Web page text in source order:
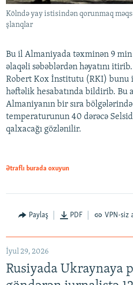
Kölndə yay istisindən qorunmaq
şlanqlar
Bu il Almaniyada təxminən 9
əlaqəli səbəblərdən həyatını
Robert Kox İnstitutu (RKI) bunu
həftəlik hesabatında bildirib. Bu
Almaniyanın bir sıra
temperaturunun 40 dərəcə
qalxacağı gözlənilir.
Ətraflı burada oxuyun
Paylaş PDF VPN-siz
İyul 29, 2026
Rusiyada Ukraynaya